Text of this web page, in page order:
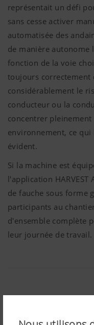
représentait un défi
sans cesse activer
automatisée des
de manière autonome
fonction de la voie
toujours correctement
considérablement le
conducteur ou la
concentrer
environnement, ce
évident.
Si la machine est
l'application HARVEST
de fauche sous forme
participants au
d'ensemble complète
leur journée de travail.